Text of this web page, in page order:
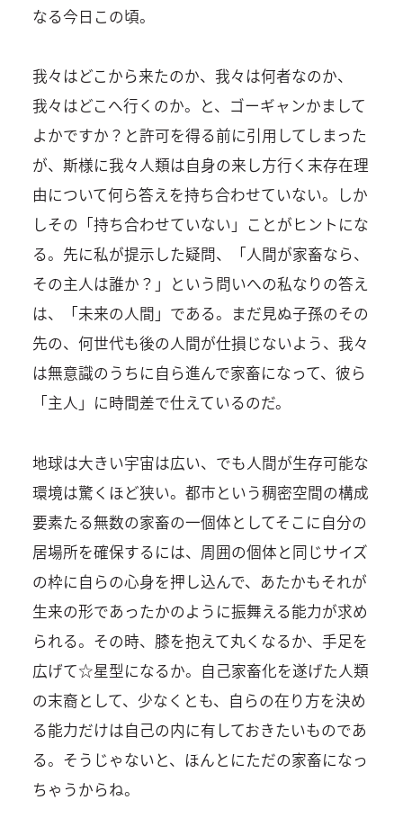
なる今日この頃。
我々はどこから来たのか、我々は何者なのか、
我々はどこへ行くのか。と、ゴーギャンかまして
よかですか？と許可を得る前に引用してしまった
が、斯様に我々人類は自身の来し方行く末存在理
由について何ら答えを持ち合わせていない。しか
しその「持ち合わせていない」ことがヒントにな
る。先に私が提示した疑問、「人間が家畜なら、
その主人は誰か？」という問いへの私なりの答え
は、「未来の人間」である。まだ見ぬ子孫のその
先の、何世代も後の人間が仕損じないよう、我々
は無意識のうちに自ら進んで家畜になって、彼ら
「主人」に時間差で仕えているのだ。
地球は大きい宇宙は広い、でも人間が生存可能な
環境は驚くほど狭い。都市という稠密空間の構成
要素たる無数の家畜の一個体としてそこに自分の
居場所を確保するには、周囲の個体と同じサイズ
の枠に自らの心身を押し込んで、あたかもそれが
生来の形であったかのように振舞える能力が求め
られる。その時、膝を抱えて丸くなるか、手足を
広げて☆星型になるか。自己家畜化を遂げた人類
の末裔として、少なくとも、自らの在り方を決め
る能力だけは自己の内に有しておきたいものであ
る。そうじゃないと、ほんとにただの家畜になっ
ちゃうからね。